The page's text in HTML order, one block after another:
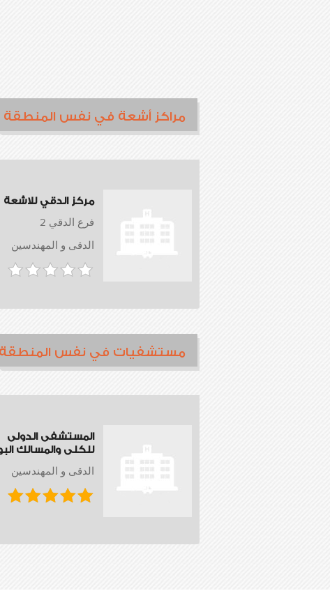
مراكز أشعة في نفس المنطقة
مركز الدقي للاشعة
فرع الدقي 2
الدقى و المهندسين
مستشفيات في نفس المنطقة
المستشفى الدولى
للكلى والمسالك
الدقى و المهندسين